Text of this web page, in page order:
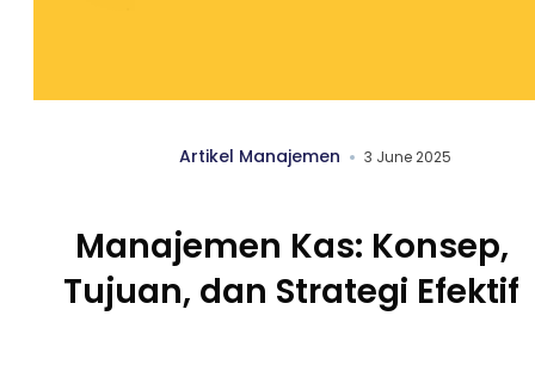
Artikel Manajemen 3 June 2025
Manajemen Kas: Konsep,
Tujuan, dan Strategi Efektif